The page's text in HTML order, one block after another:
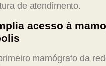
de atendimento.
acesso à
mamógrafo da